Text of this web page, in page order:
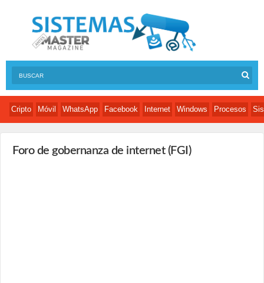
Cripto Móvil WhatsApp Facebook Internet Windows Procesos
Foro de gobernanza de internet (FGI)